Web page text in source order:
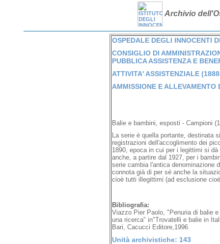
Archivio
OSPEDALE DEGLI INNOCENTI
CONSIGLIO DI
PUBBLICA ASSISTENZA E
ATTIVITA' ASSISTENZIALE
AMMISSIONE E
Balie e bambini, esposti - Campioni
La serie è quella portante, destinata
registrazioni dell'accoglimento dei
1890, epoca in cui per i legittimi si
anche, a partire dal 1927, per i
serie cambia l'antica denominazione
connota già di per sé anche la
cioè tutti illegittimi (ad esclusione
Bibliografia:
Viazzo Pier Paolo, "Penuria di balie
una ricerca" in"Trovatelli e balie in
Bari, Cacucci Editore,1996
Unità archivistiche: 143